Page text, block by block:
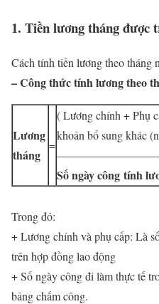
1. Tiền lương tháng được
Cách tính tiền lương theo tháng
– Công thức tính lương theo
Lương
tháng
=
( Lương chính + Phụ
khoản bổ sung khác
—————————
Số ngày công tính
Trong đó:
+ Lương chính và phụ cấp: Là
trên hợp đồng lao động
+ Số ngày công đi làm thực tế
bảng chấm công.